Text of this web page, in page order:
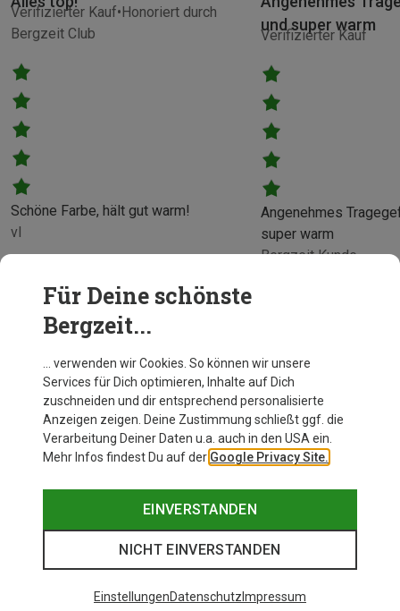
vl
Verifizierter Kauf Honoriert durch
Bergzeit Club
Schöne Farbe, hält gut warm!
Bergzeit Kunde
Verifizierter Kauf
und super warm
Angenehmes
super warm
Für Deine schönste
Bergzeit...
… verwenden wir Cookies. So können wir unsere
Services für Dich optimieren, Inhalte auf Dich
zuschneiden und dir entsprechend personalisierte
Anzeigen zeigen. Deine Zustimmung schließt ggf. die
Verarbeitung Deiner Daten u.a. auch in den USA ein.
Mehr Infos findest Du auf der Google Privacy Site.
EINVERSTANDEN
NICHT EINVERSTANDEN
EinstellungenDatenschutz Impressum